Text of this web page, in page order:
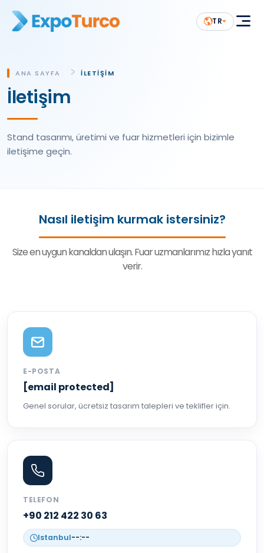
TR
İletişim
Stand tasarımı, üretimi ve fuar hizmetleri için bizimle
iletişime geçin.
ANA SAYFA İLETIŞIM
Nasıl iletişim kurmak istersiniz?
Size en uygun kanaldan ulaşın. Fuar uzmanlarımız hızla yanıt
verir.
E-POSTA
[email protected]
Genel sorular, ücretsiz tasarım talepleri ve teklifler için.
TELEFON
+90 212 422 30 63
Istanbul--:--